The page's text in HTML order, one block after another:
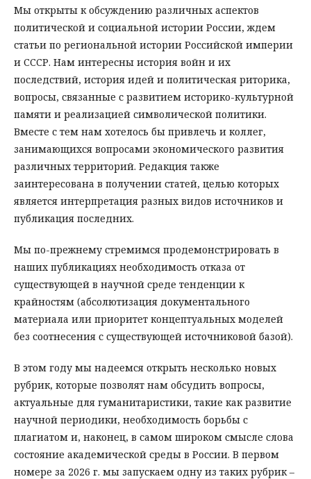
Мы открыты к обсуждению различных аспектов
политической и социальной истории России, ждем
статьи по региональной истории Российской империи
и СССР. Нам интересны история войн и их
последствий, история идей и политическая риторика,
вопросы, связанные с развитием историко-культурной
памяти и реализацией символической политики.
Вместе с тем нам хотелось бы привлечь и коллег,
занимающихся вопросами экономического развития
различных территорий. Редакция также
заинтересована в получении статей, целью которых
является интерпретация разных видов источников и
публикация последних.
Мы по-прежнему стремимся продемонстрировать в
наших публикациях необходимость отказа от
существующей в научной среде тенденции к
крайностям (абсолютизация документального
материала или приоритет концептуальных моделей
без соотнесения с существующей источниковой базой).
В этом году мы надеемся открыть несколько новых
рубрик, которые позволят нам обсудить вопросы,
актуальные для гуманитаристики, такие как развитие
научной периодики, необходимость борьбы с
плагиатом и, наконец, в самом широком смысле слова
состояние академической среды в России. В первом
номере за 2026 г. мы запускаем одну из таких рубрик –